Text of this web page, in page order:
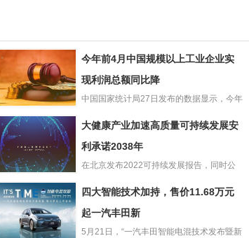
年前4月中国规
模以上工业企业
实现利润总额同
比降
今年前4月中国规模以上工业企业实
现利润总额同比降
中国国家统计局27日发布的数据显示，今年
健康产业加速
质量可持续发
安利承诺2038
大健康产业加速高质量可持续发展安
利承诺2038年
在北京发布2022可持续发展报告，同时公
四大智能技术加持，售价11.68万元
起一汽丰田新
5月21日，“一汽丰田智能电混技术发布暨新